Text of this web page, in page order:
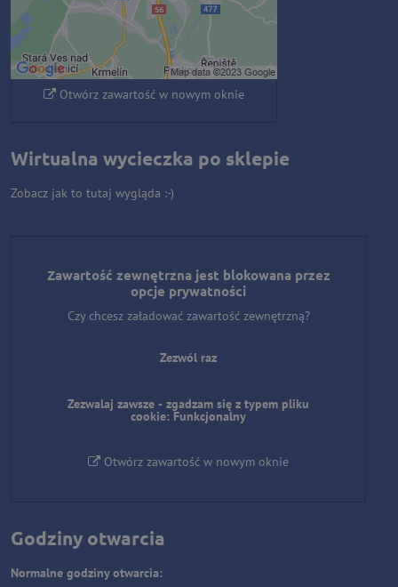
Zezwalaj zawsze - zgadzam się z
typem pliku cookie: Funkcjonalny
Otwórz zawartość w nowym oknie
Wirtualna wycieczka po sklepie
Zobacz jak to tutaj wygląda :-)
Zawartość zewnętrzna jest blokowana przez
opcje prywatności
Czy chcesz załadować zawartość zewnętrzną?
Zezwól raz
Zezwalaj zawsze - zgadzam się z typem pliku
cookie: Funkcjonalny
Otwórz zawartość w nowym oknie
Godziny otwarcia
Normalne godziny otwarcia: